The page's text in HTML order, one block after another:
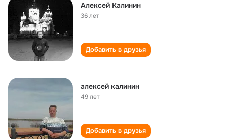
Алексей Калинин
36 лет
Добавить в друзья
алексей калинин
49 лет
Добавить в друзья